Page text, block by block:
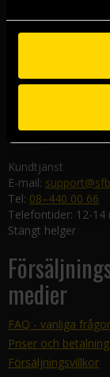
Malmöbutiken
582 19 Linköping
Kundtjänst
E-mail:
Tel: 08–440 00 66
Telefontider: 12-
Stängt helger
medier
FAQ - vanliga frågor
Priser och betalning
Försäljningsvillkor